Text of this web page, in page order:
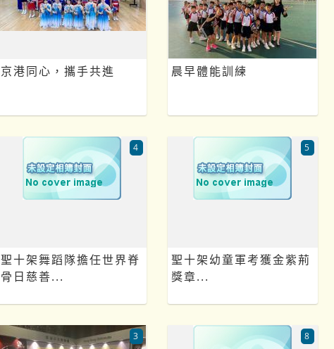
京港同心，攜手共進 晨早體能訓練
聖十架舞蹈隊擔任世界脊
骨日慈善...
4
聖十架幼童軍考獲金紫荊
獎章...
5
3 8